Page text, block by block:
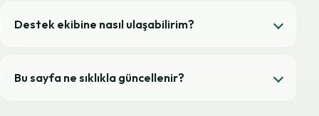
Destek ekibine nasıl ulaşabilirim?
Bu sayfa ne sıklıkla güncellenir?